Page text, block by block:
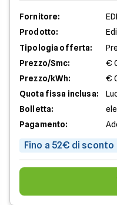
Fornitore:
Prodotto:
Tipologia offerta:
Prezzo/Smc:
€
Prezzo/kWh:
€
Quota fissa inclusa:
Bolletta:
Pagamento:
Fino a 52€ di sconto